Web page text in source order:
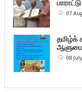
07
தமிழ்க்
08